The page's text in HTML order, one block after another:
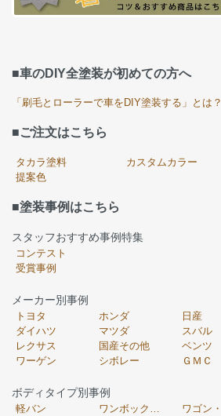
■車のDIY全塗装が初めての方へ
「刷毛とローラーで車をDIY塗装する」とは？
■ご注文はこちら
タカラ塗料
提案色
カスタムカラー
■塗装事例はこちら
スタッフおすすめ事例特集
コンテスト
受賞事例
メーカー別事例
トヨタ ホンダ 日産
ダイハツ
マツダ スバル
レクサス
国産その他 ベンツ
ワーゲン
シボレー ＧＭＣ
ボディタイプ別事例
軽バン ワゴン・